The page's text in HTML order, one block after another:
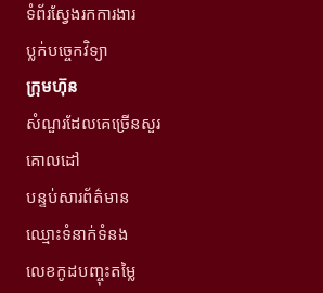
ទំព័រស្វែងរកការងារ
ប្លក់បច្ចេកវិទ្យា
ក្រុមហ៊ុន
សំណួរដែលគេច្រើនសួរ
គោលដៅ
បន្ទប់សារព័ត៌មាន
ឈ្មោះទំនាក់ទំនង
លេខកូដបញ្ចុះតម្លៃ